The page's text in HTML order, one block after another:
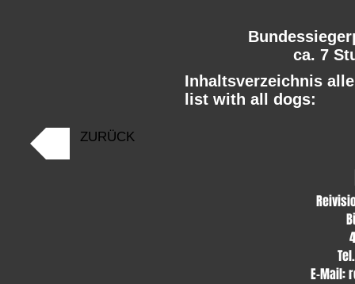
ca. 7
Inhaltsverzeichnis
list with all dogs:
ZURÜCK
E-Mail: